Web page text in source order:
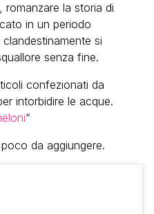
romanzare la storia di
in un periodo
si
senza fine.
confezionati da
intorbidire le acque.
“
da aggiungere.